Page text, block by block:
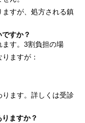
すが、処方される鎮
すか？
ます。3割負担の場
ますが：
ります。詳しくは受診
ますか？